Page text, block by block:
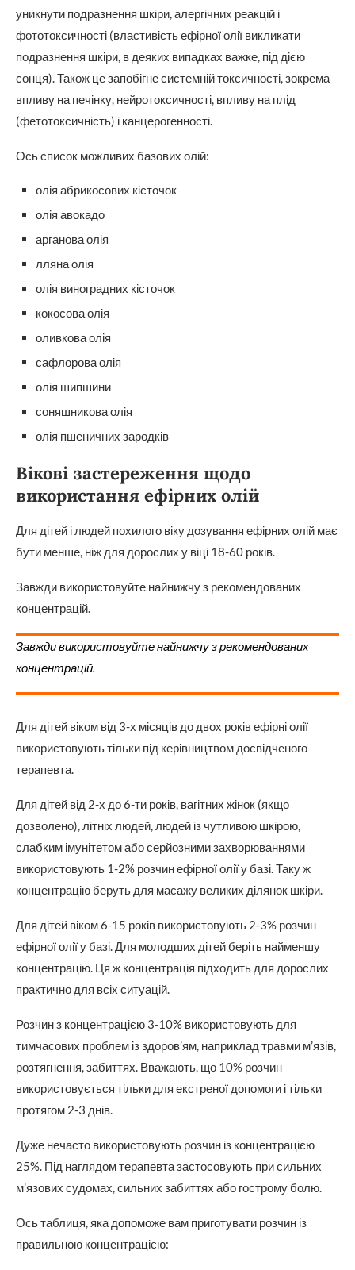
уникнути подразнення шкіри, алергічних реакцій і
фототоксичності (властивість ефірної олії викликати
подразнення шкіри, в деяких випадках важке, під дією
сонця). Також це запобігне системній токсичності, зокрема
впливу на печінку, нейротоксичності, впливу на плід
(фетотоксичність) і канцерогенності.
Ось список можливих базових олій:
олія абрикосових кісточок
олія авокадо
арганова олія
лляна олія
олія виноградних кісточок
кокосова олія
оливкова олія
сафлорова олія
олія шипшини
соняшникова олія
олія пшеничних зародків
Вікові застереження щодо
використання ефірних олій
Для дітей і людей похилого віку дозування ефірних олій має
бути менше, ніж для дорослих у віці 18-60 років.
Завжди використовуйте найнижчу з рекомендованих
концентрацій.
Завжди використовуйте найнижчу з рекомендованих
концентрацій.
Для дітей віком від 3-х місяців до двох років ефірні олії
використовують тільки під керівництвом досвідченого
терапевта.
Для дітей від 2-х до 6-ти років, вагітних жінок (якщо
дозволено), літніх людей, людей із чутливою шкірою,
слабким імунітетом або серйозними захворюваннями
використовують 1-2% розчин ефірної олії у базі. Таку ж
концентрацію беруть для масажу великих ділянок шкіри.
Для дітей віком 6-15 років використовують 2-3% розчин
ефірної олії у базі. Для молодших дітей беріть найменшу
концентрацію. Ця ж концентрація підходить для дорослих
практично для всіх ситуацій.
Розчин з концентрацією 3-10% використовують для
тимчасових проблем із здоров’ям, наприклад травми м’язів,
розтягнення, забиттях. Вважають, що 10% розчин
використовується тільки для екстреної допомоги і тільки
протягом 2-3 днів.
Дуже нечасто використовують розчин із концентрацією
25%. Під наглядом терапевта застосовують при сильних
м’язових судомах, сильних забиттях або гострому болю.
Ось таблиця, яка допоможе вам приготувати розчин із
правильною концентрацією: